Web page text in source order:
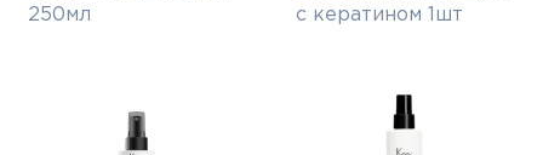
250мл
с кератином 1шт